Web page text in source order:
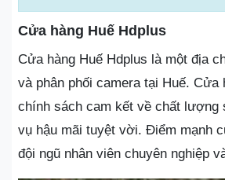
Cửa hàng Huế Hdplus
Cửa hàng Huế Hdplus là một địa
và phân phối camera tại Huế. Cửa
chính sách cam kết về chất lượng
vụ hậu mãi tuyệt vời. Điểm mạnh
đội ngũ nhân viên chuyên nghiệp